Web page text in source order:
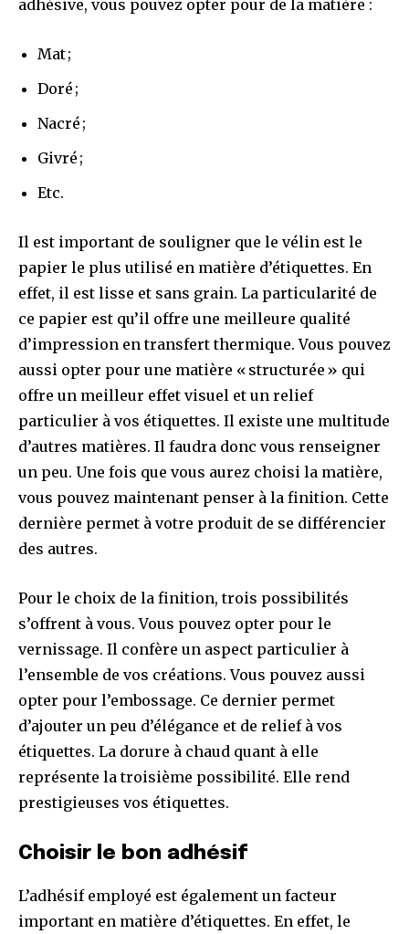
adhésive, vous pouvez opter pour de la matière :
Mat ;
Doré ;
Nacré ;
Givré ;
Etc.
Il est important de souligner que le vélin est le
papier le plus utilisé en matière d’étiquettes. En
effet, il est lisse et sans grain. La particularité de
ce papier est qu’il offre une meilleure qualité
d’impression en transfert thermique. Vous pouvez
aussi opter pour une matière « structurée » qui
offre un meilleur effet visuel et un relief
particulier à vos étiquettes. Il existe une multitude
d’autres matières. Il faudra donc vous renseigner
un peu. Une fois que vous aurez choisi la matière,
vous pouvez maintenant penser à la finition. Cette
dernière permet à votre produit de se différencier
des autres.
Pour le choix de la finition, trois possibilités
s’offrent à vous. Vous pouvez opter pour le
vernissage. Il confère un aspect particulier à
l’ensemble de vos créations. Vous pouvez aussi
opter pour l’embossage. Ce dernier permet
d’ajouter un peu d’élégance et de relief à vos
étiquettes. La dorure à chaud quant à elle
représente la troisième possibilité. Elle rend
prestigieuses vos étiquettes.
Choisir le bon adhésif
L’adhésif employé est également un facteur
important en matière d’étiquettes. En effet, le